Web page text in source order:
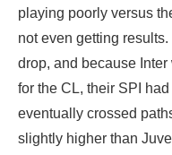
playing poorly versus
not even getting
drop, and because
for the CL, their SPI
eventually crossed
slightly higher than